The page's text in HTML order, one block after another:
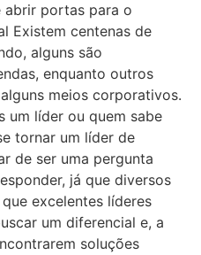
abrir portas para o
Existem centenas de
alguns são
enquanto outros
meios corporativos.
um líder ou quem sabe
tornar um líder de
de ser uma pergunta
já que diversos
excelentes líderes
um diferencial e, a
soluções